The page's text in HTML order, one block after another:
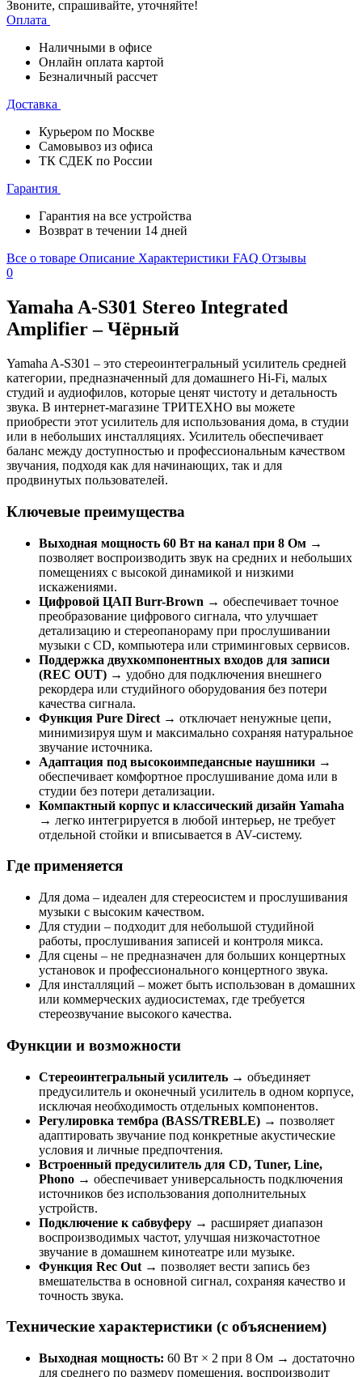
Звоните, спрашивайте, уточняйте!
Оплата
Наличными в офисе
Онлайн оплата картой
Безналичный рассчет
Доставка
Курьером по Москве
Самовывоз из офиса
ТК СДЕК по России
Гарантия
Гарантия на все устройства
Возврат в течении 14 дней
Все о товаре Описание Характеристики FAQ Отзывы
0
Yamaha A-S301 Stereo Integrated
Amplifier – Чёрный
Yamaha A-S301 – это стереоинтегральный усилитель средней
категории, предназначенный для домашнего Hi-Fi, малых
студий и аудиофилов, которые ценят чистоту и детальность
звука. В интернет-магазине ТРИТЕХНО вы можете
приобрести этот усилитель для использования дома, в студии
или в небольших инсталляциях. Усилитель обеспечивает
баланс между доступностью и профессиональным качеством
звучания, подходя как для начинающих, так и для
продвинутых пользователей.
Ключевые преимущества
Выходная мощность 60 Вт на канал при 8 Ом →
позволяет воспроизводить звук на средних и небольших
помещениях с высокой динамикой и низкими
искажениями.
Цифровой ЦАП Burr-Brown → обеспечивает точное
преобразование цифрового сигнала, что улучшает
детализацию и стереопанораму при прослушивании
музыки с CD, компьютера или стриминговых сервисов.
Поддержка двухкомпонентных входов для записи
(REC OUT) → удобно для подключения внешнего
рекордера или студийного оборудования без потери
качества сигнала.
Функция Pure Direct → отключает ненужные цепи,
минимизируя шум и максимально сохраняя натуральное
звучание источника.
Адаптация под высокоимпедансные наушники →
обеспечивает комфортное прослушивание дома или в
студии без потери детализации.
Компактный корпус и классический дизайн Yamaha
→ легко интегрируется в любой интерьер, не требует
отдельной стойки и вписывается в AV-систему.
Где применяется
Для дома – идеален для стереосистем и прослушивания
музыки с высоким качеством.
Для студии – подходит для небольшой студийной
работы, прослушивания записей и контроля микса.
Для сцены – не предназначен для больших концертных
установок и профессионального концертного звука.
Для инсталляций – может быть использован в домашних
или коммерческих аудиосистемах, где требуется
стереозвучание высокого качества.
Функции и возможности
Стереоинтегральный усилитель → объединяет
предусилитель и оконечный усилитель в одном корпусе,
исключая необходимость отдельных компонентов.
Регулировка тембра (BASS/TREBLE) → позволяет
адаптировать звучание под конкретные акустические
условия и личные предпочтения.
Встроенный предусилитель для CD, Tuner, Line,
Phono → обеспечивает универсальность подключения
источников без использования дополнительных
устройств.
Подключение к сабвуферу → расширяет диапазон
воспроизводимых частот, улучшая низкочастотное
звучание в домашнем кинотеатре или музыке.
Функция Rec Out → позволяет вести запись без
вмешательства в основной сигнал, сохраняя качество и
точность звука.
Технические характеристики (с объяснением)
Выходная мощность: 60 Вт × 2 при 8 Ом → достаточно
для среднего по размеру помещения, воспроизводит